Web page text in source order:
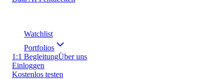
Watchlist
Portfolios
1:1 BegleitungÜber uns
Einloggen
Kostenlos testen